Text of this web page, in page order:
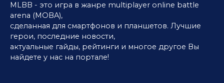
MLBB - это игра в жанре multiplayer online battle
arena (MOBA),
сделанная для смартфонов и планшетов. Лучшие
герои, последние новости,
актуальные гайды, рейтинги и многое другое Вы
найдете у нас на портале!